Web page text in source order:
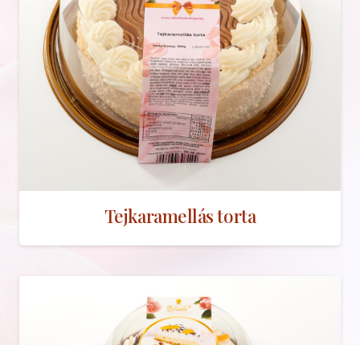
Tejkaramellás torta